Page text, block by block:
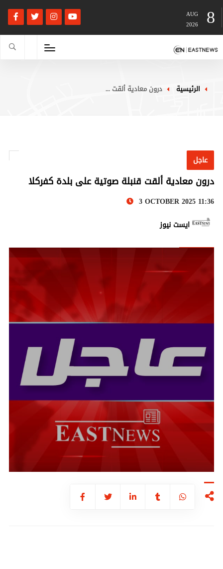
8
AUG
2026
درون معادية ألقت ... الرئيسية
عاجل
درون معادية ألقت قنبلة صوتية على بلدة كفركلا
3 OCTOBER 2025 11:36
ايست نيوز